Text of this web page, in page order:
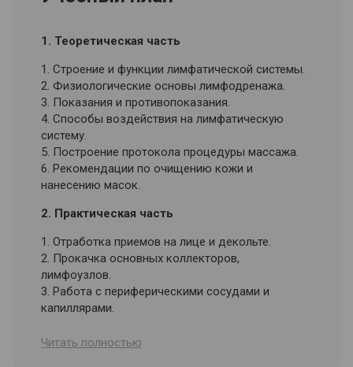
1. Теоретическая часть
1. Строение и функции лимфатической системы.
2. Физиологические основы лимфодренажа.
3. Показания и противопоказания.
4. Способы воздействия на лимфатическую
систему.
5. Построение протокола процедуры массажа.
6. Рекомендации по очищению кожи и
нанесению масок.
2. Практическая часть
1. Отработка приемов на лице и декольте.
2. Прокачка основных коллекторов,
лимфоузлов.
3. Работа с периферическими сосудами и
капиллярами.
3. Дистанционный модуль – материалы для
самостоятельной проработки
Читать полностью